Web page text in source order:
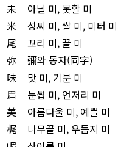
未
아닐 미, 못할 미
米
성씨 미, 쌀 미, 미터 미
尾
꼬리 미, 끝 미
弥
彌와 동자(同字)
味
맛 미, 기분 미
眉
눈썹 미, 언저리 미
美
아름다울 미, 예쁠 미
梶
나무끝 미, 우듬지 미